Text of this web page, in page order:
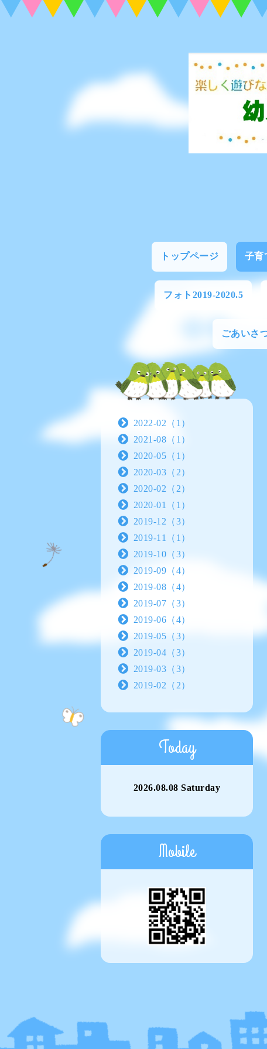
トップページ 子育
フォト2019-2020.5
ごあいさ
2022-02（1）
2021-08（1）
2020-05（1）
2020-03（2）
2020-02（2）
2020-01（1）
2019-12（3）
2019-11（1）
2019-10（3）
2019-09（4）
2019-08（4）
2019-07（3）
2019-06（4）
2019-05（3）
2019-04（3）
2019-03（3）
2019-02（2）
Today
2026.08.08 Saturday
Mobile